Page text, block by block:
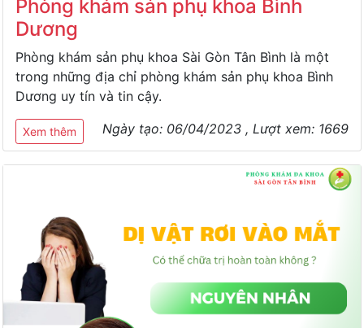
Phòng khám sản phụ khoa Bình
Dương
Phòng khám sản phụ khoa Sài Gòn Tân Bình là một
trong những địa chỉ phòng khám sản phụ khoa Bình
Dương uy tín và tin cậy.
Xem thêm Ngày tạo: 06/04/2023 , Lượt xem: 1669